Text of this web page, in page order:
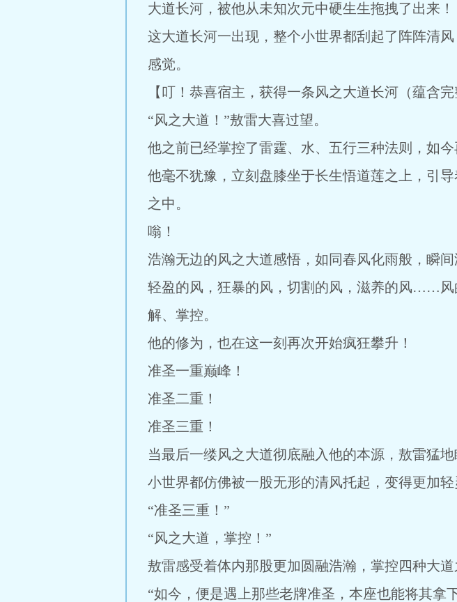
大道长河，被他从未知次元中硬生生拖拽了出来！
这大道长河一出现，整个小世界都刮起了阵阵清
感觉。
【叮！恭喜宿主，获得一条风之大道长河（蕴含
“风之大道！”敖雷大喜过望。
他之前已经掌控了雷霆、水、五行三种法则，如
他毫不犹豫，立刻盘膝坐于长生悟道莲之上，引
之中。
嗡！
浩瀚无边的风之大道感悟，如同春风化雨般，瞬间
轻盈的风，狂暴的风，切割的风，滋养的风……风
解、掌控。
他的修为，也在这一刻再次开始疯狂攀升！
准圣一重巅峰！
准圣二重！
准圣三重！
当最后一缕风之大道彻底融入他的本源，敖雷猛
小世界都仿佛被一股无形的清风托起，变得更加轻
“准圣三重！”
“风之大道，掌控！”
敖雷感受着体内那股更加圆融浩瀚，掌控四种大
“如今，便是遇上那些老牌准圣，本座也能将其拿